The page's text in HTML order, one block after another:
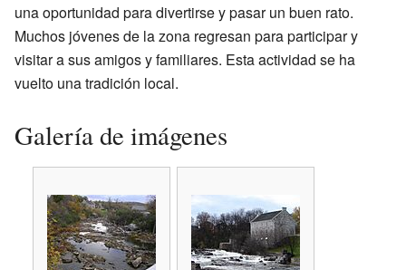
una oportunidad para divertirse y pasar un buen rato.
Muchos jóvenes de la zona regresan para participar y
visitar a sus amigos y familiares. Esta actividad se ha
vuelto una tradición local.
Galería de imágenes